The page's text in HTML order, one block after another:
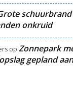
onkruid
op Zonnepark
gepland